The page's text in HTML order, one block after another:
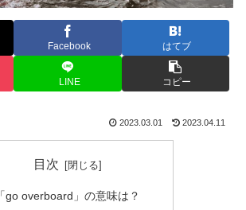
Facebook はてブ
LINE コピー
2023.03.01 2023.04.11
目次
「go overboard」の意味は？